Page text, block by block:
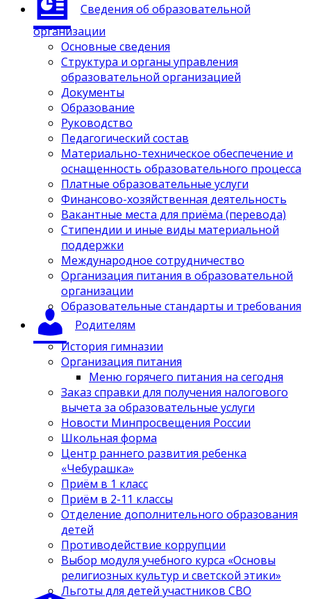
Сведения об образовательной
организации
Основные сведения
Структура и органы управления
образовательной организацией
Документы
Образование
Руководство
Педагогический состав
Материально-техническое обеспечение и
оснащенность образовательного процесса
Платные образовательные услуги
Финансово-хозяйственная деятельность
Вакантные места для приёма (перевода)
Стипендии и иные виды материальной
поддержки
Международное сотрудничество
Организация питания в образовательной
организации
Образовательные стандарты и требования
Родителям
История гимназии
Организация питания
Меню горячего питания на сегодня
Заказ справки для получения налогового
вычета за образовательные услуги
Новости Минпросвещения России
Школьная форма
Центр раннего развития ребенка
«Чебурашка»
Приём в 1 класс
Приём в 2-11 классы
Отделение дополнительного образования
детей
Противодействие коррупции
Выбор модуля учебного курса «Основы
религиозных культур и светской этики»
Льготы для детей участников СВО